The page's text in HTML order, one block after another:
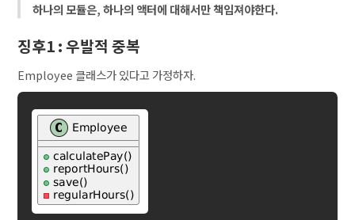
하나의 모듈은, 하나의 액터에 대해서만 책임져야한다.
징후1 : 우발적 중복
Employee 클래스가 있다고 가정하자.